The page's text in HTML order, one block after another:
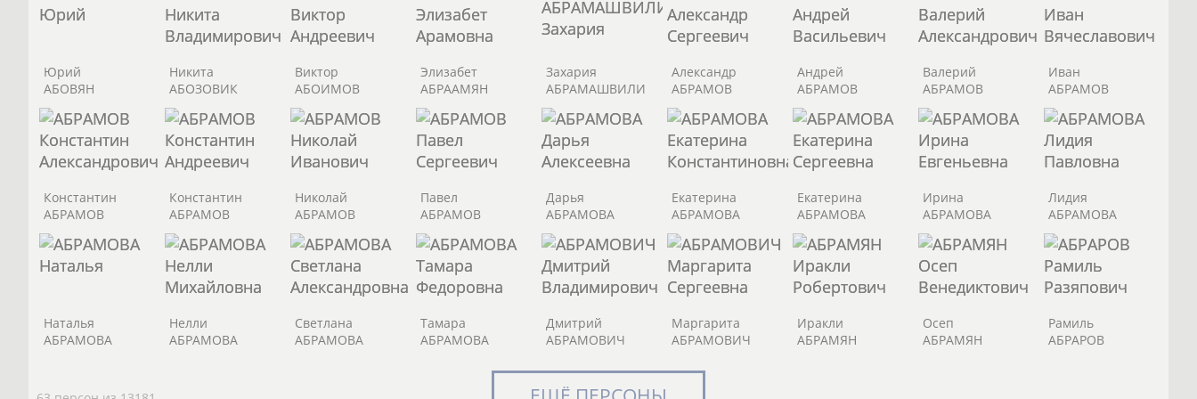
Юрий
АБОВЯН
Никита
АБОЗОВИК
Виктор
АБОИМОВ
Элизабет
АБРААМЯН
Захария
АБРАМАШВИЛИ
Александр
АБРАМОВ
Андрей
АБРАМОВ
Валерий
АБРАМОВ
Иван
АБРАМОВ
Константин
АБРАМОВ
Константин
АБРАМОВ
Николай
АБРАМОВ
Павел
АБРАМОВ
Дарья
АБРАМОВА
Екатерина
АБРАМОВА
Екатерина
АБРАМОВА
Ирина
АБРАМОВА
Лидия
АБРАМОВА
Наталья
АБРАМОВА
Нелли
АБРАМОВА
Светлана
АБРАМОВА
Тамара
АБРАМОВА
Дмитрий
АБРАМОВИЧ
Маргарита
АБРАМОВИЧ
Иракли
АБРАМЯН
Осеп
АБРАМЯН
Рамиль
АБРАРОВ